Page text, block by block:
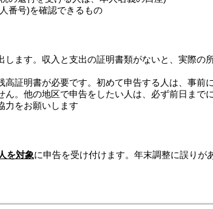
番号)を確認できるもの
します。収入と支出の証明書類がないと、実際
証明書が必要です。初めて申告する人は、事前
。他の地区で申告をしたい人は、必ず前日まで
力をお願いします
を対象に申告を受け付けます。年末調整に誤りが